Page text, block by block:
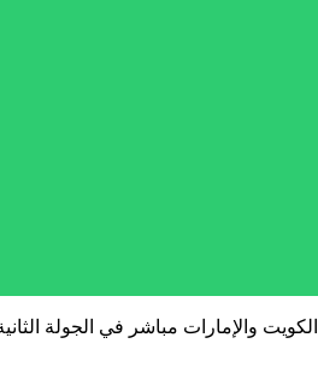
والإمارات مباشر في الجولة الثانية من